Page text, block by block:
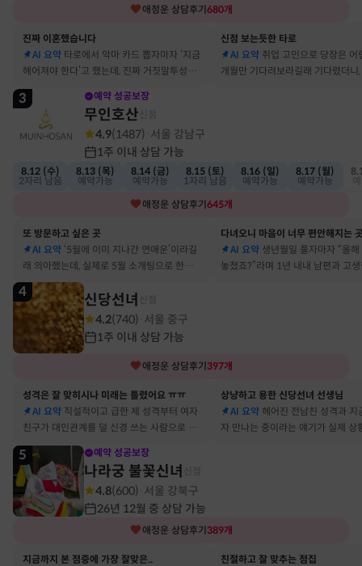
애정운 상담후기 680개
진짜 이혼했습니다
AI 요약 타로에서 악마 카드 뽑자마자 ‘지금
헤어져야 한다’고 했는데, 진짜 거짓말투성이
결혼 생활 끝에 이혼 숙고 중이에요
신점 보는듯한 타로
AI 요약 취업 고민으로 당장은 어
개월만 기다려보라길래 기다렸더니
3 예약 성공보장
무인호산
4.9(1487) 서울 강남구
1주 이내 상담 가능
8.12 (수)
2자리 남음
8.13 (목)
예약가능
8.14 (금)
예약가능
8.15 (토)
1자리 남음
8.16 (일)
예약가능
8.17 (월)
예약가능
애정운 상담후기 645개
또 방문하고 싶은 곳
AI 요약 ‘5월에 이미 지나간 연애운’이라길
래 의아했는데, 실제로 5월 소개팅으로 한참
고민했던 사람이 있었어요
다녀오니 마음이 너무 편안해지는
AI 요약 생년월일 풀자마자 “올
놓쳤죠?”라며 1년 내내 남편과 고
4 신당선녀
4.2(740) 서울 중구
1주 이내 상담 가능
애정운 상담후기 397개
성격은 잘 맞히시나 미래는 틀렸어요 ㅠㅠ
AI 요약 직설적이고 급한 제 성격부터 여자
친구가 대인관계를 덜 신경 쓰는 사람으로 바
뀔 거란 말까지 그대로 현실이 됐어요
상냥하고 용한 신당선녀 선생님
AI 요약 헤어진 전남친 성격과 지
자 만나는 중이라는 얘기가 실제 상
5 예약 성공보장
나라궁 불꽃신녀
4.8(600) 서울 강북구
26년 12월 중 상담 가능
애정운 상담후기 389개
지금까지 본 점중에 가장 잘맞은..
친절하고 잘 맞추는 점집